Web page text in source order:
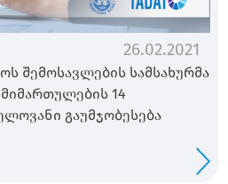
26.02.2021
შემოსავლების სამსახურმა
14
გაუმჯობესება